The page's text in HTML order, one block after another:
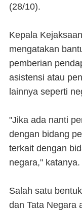
(28/10).
Kepala
mengatakan
pemberian
asistensi atau
lainnya seperti
"Jika ada nanti
dengan bidang
terkait dengan
negara," katanya.
Salah satu
dan Tata Negara